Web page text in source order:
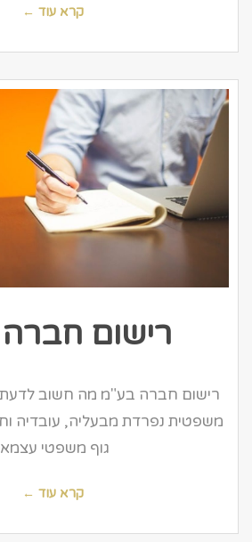
קרא עוד ←
רישום
רישום חברה בע"מ מה חשוב
משפטית נפרדת מבעליה, עובדיה
גוף משפטי
קרא עוד ←